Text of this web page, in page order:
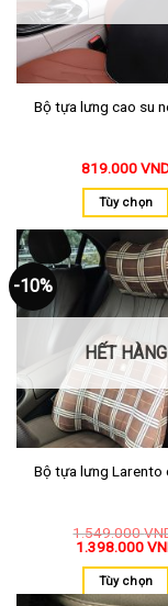
Bộ tựa lưng cao su
819.000
Tùy chọn
-10%
HẾT HÀNG
Bộ tựa lưng Larento
1.549.000
1.398.000
Tùy chọn